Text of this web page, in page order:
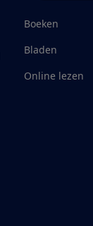
Boeken
Bladen
Online lezen